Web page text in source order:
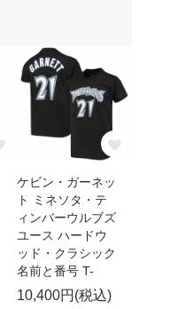
ケビン・ガーネッ
ト ミネソタ・テ
ィンバーウルブズ
ユース ハードウ
ッド・クラシック
名前と番号 T-
10,400円(税込)